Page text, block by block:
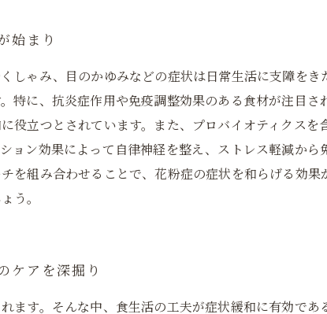
快適に過ごすための花粉症対策、食とエステで健康管理
始まり
しゃみ、目のかゆみなどの症状は日常生活に支障を
特に、抗炎症作用や免疫調整効果のある食材が注目
立つとされています。また、プロバイオティクスを
ョン効果によって自律神経を整え、ストレス軽減か
を組み合わせることで、花粉症の症状を和らげる効
う。
ケアを深掘り
ます。そんな中、食生活の工夫が症状緩和に有効で